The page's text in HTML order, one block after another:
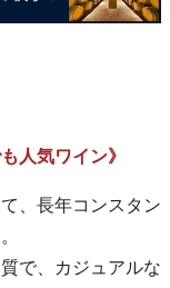
人気ワイン》
、長年コンスタン
で、カジュアルな